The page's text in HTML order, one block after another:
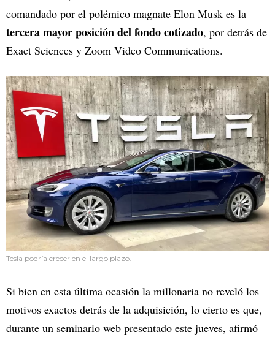
comandado por el polémico magnate Elon Musk es la
tercera mayor posición del fondo cotizado, por detrás de
Exact Sciences y Zoom Video Communications.
Tesla podría crecer en el largo plazo.
Si bien en esta última ocasión la millonaria no reveló los
motivos exactos detrás de la adquisición, lo cierto es que,
durante un seminario web presentado este jueves, afirmó